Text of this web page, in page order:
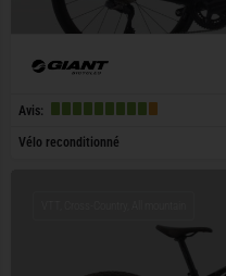
Avis:
Vélo reconditionné